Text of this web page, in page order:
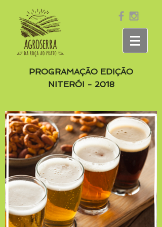
PROGRAMAÇÃO EDIÇÃO
NITERÓI - 2018